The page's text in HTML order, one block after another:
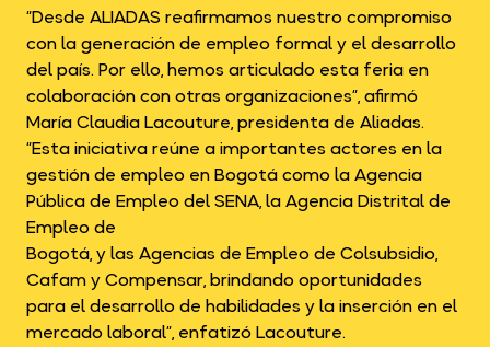
“Desde ALIADAS reafirmamos nuestro compromiso
con la generación de empleo formal y el desarrollo
del país. Por ello, hemos articulado esta feria en
colaboración con otras organizaciones”, afirmó
María Claudia Lacouture, presidenta de Aliadas.
“Esta iniciativa reúne a importantes actores en la
gestión de empleo en Bogotá como la Agencia
Pública de Empleo del SENA, la Agencia Distrital de
Empleo de
Bogotá, y las Agencias de Empleo de Colsubsidio,
Cafam y Compensar, brindando oportunidades
para el desarrollo de habilidades y la inserción en el
mercado laboral”, enfatizó Lacouture.